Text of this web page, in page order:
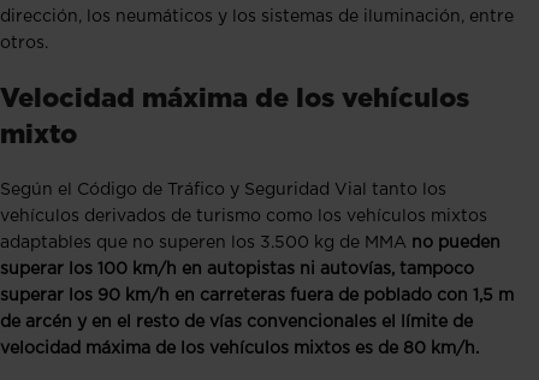
dirección, los neumáticos y los sistemas de iluminación, entre
otros.
Velocidad máxima de los vehículos
mixto
Según el Código de Tráfico y Seguridad Vial tanto los
vehículos derivados de turismo como los vehículos mixtos
adaptables que no superen los 3.500 kg de MMA no pueden
superar los 100 km/h en autopistas ni autovías, tampoco
superar los 90 km/h en carreteras fuera de poblado con 1,5 m
de arcén y en el resto de vías convencionales el límite de
velocidad máxima de los vehículos mixtos es de 80 km/h.